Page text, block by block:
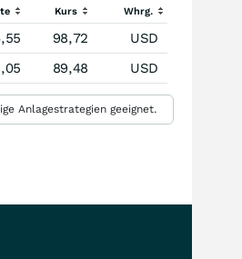
Kurs Whrg.
98,72
USD
89,48 USD
Anlagestrategien geeignet.